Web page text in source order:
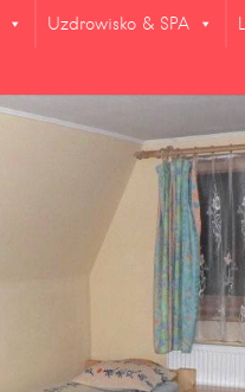
Uzdrowisko & SPA